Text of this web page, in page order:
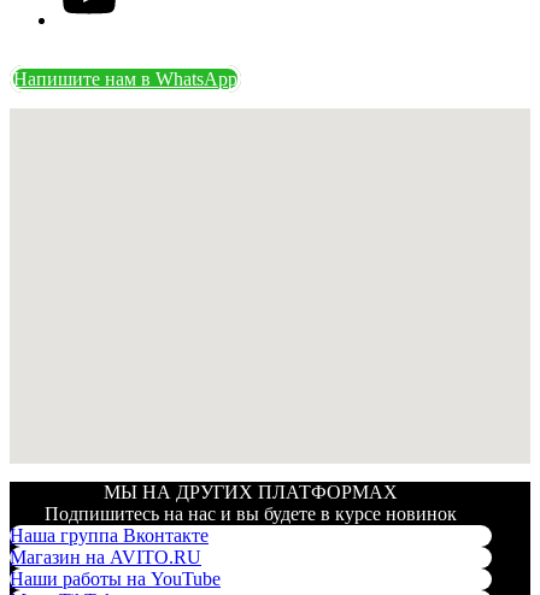
Напишите нам в WhatsApp
МЫ НА ДРУГИХ ПЛАТФОРМАХ
Подпишитесь на нас и вы будете в курсе новинок
Наша группа Вконтакте
Магазин на AVITO.RU
Наши работы на YouTube